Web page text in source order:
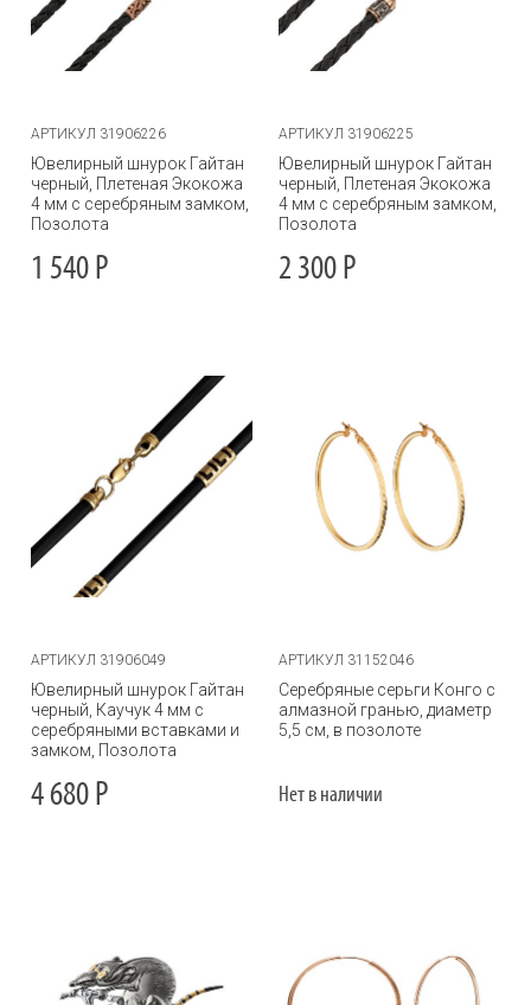
АРТИКУЛ 31906226
Ювелирный шнурок Гайтан
черный, Плетеная Экокожа
4 мм с серебряным замком,
Позолота
1 540 Р
АРТИКУЛ 31906225
Ювелирный шнурок Гайтан
черный, Плетеная Экокожа
4 мм с серебряным замком,
Позолота
2 300 Р
АРТИКУЛ 31906049
Ювелирный шнурок Гайтан
черный, Каучук 4 мм с
серебряными вставками и
замком, Позолота
4 680 Р
АРТИКУЛ 31152046
Серебряные серьги Конго с
алмазной гранью, диаметр
5,5 см, в позолоте
Нет в наличии